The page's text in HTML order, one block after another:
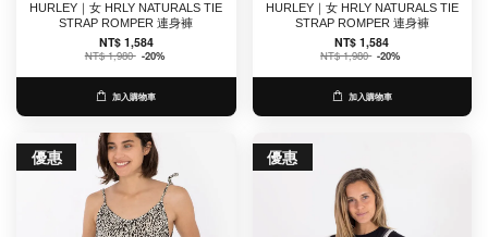
HURLEY｜女 HRLY NATURALS TIE
STRAP ROMPER 連身褲
NT$ 1,584
NT$ 1,980 -20%
加入購物車
HURLEY｜女 HRLY NATURALS TIE
STRAP ROMPER 連身褲
NT$ 1,584
NT$ 1,980 -20%
加入購物車
優惠 優惠